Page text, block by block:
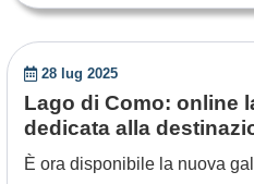
28 lug 2025
Lago di Como: online
dedicata alla
È ora disponibile la nuova